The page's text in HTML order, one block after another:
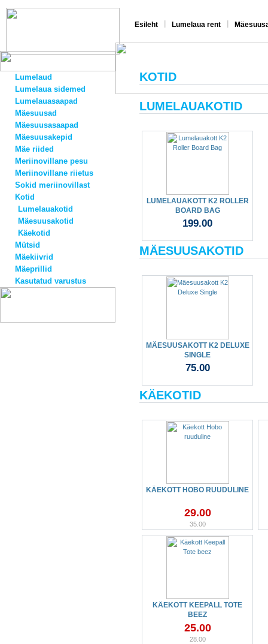
Esileht Lumelaua rent
Lumelaud
Lumelaua sidemed
Lumelauasaapad
Mäesuusad
Mäesuusasaapad
Mäesuusakepid
Mäe riided
Meriinovillane pesu
Meriinovillane riietus
Sokid meriinovillast
Kotid
Lumelauakotid
Mäesuusakotid
Käekotid
Mütsid
Mäekiivrid
Mäeprillid
Kasutatud varustus
KOTID
LUMELAUAKOTID
LUMELAUAKOTT K2 ROLLER
BOARD BAG
199.00
MÄESUUSAKOTID
MÄESUUSAKOTT K2 DELUXE
SINGLE
75.00
KÄEKOTID
KÄEKOTT HOBO RUUDULINE
29.00
35.00
KÄEKOTT KEEPALL TOTE
BEEZ
25.00
28.00